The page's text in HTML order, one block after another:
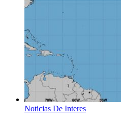
Noticias De Interes